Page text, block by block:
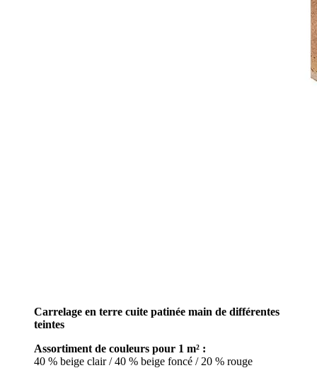
Carrelage en terre cuite patinée main de différentes
teintes
Assortiment de couleurs pour 1 m² :
40 % beige clair / 40 % beige foncé / 20 % rouge